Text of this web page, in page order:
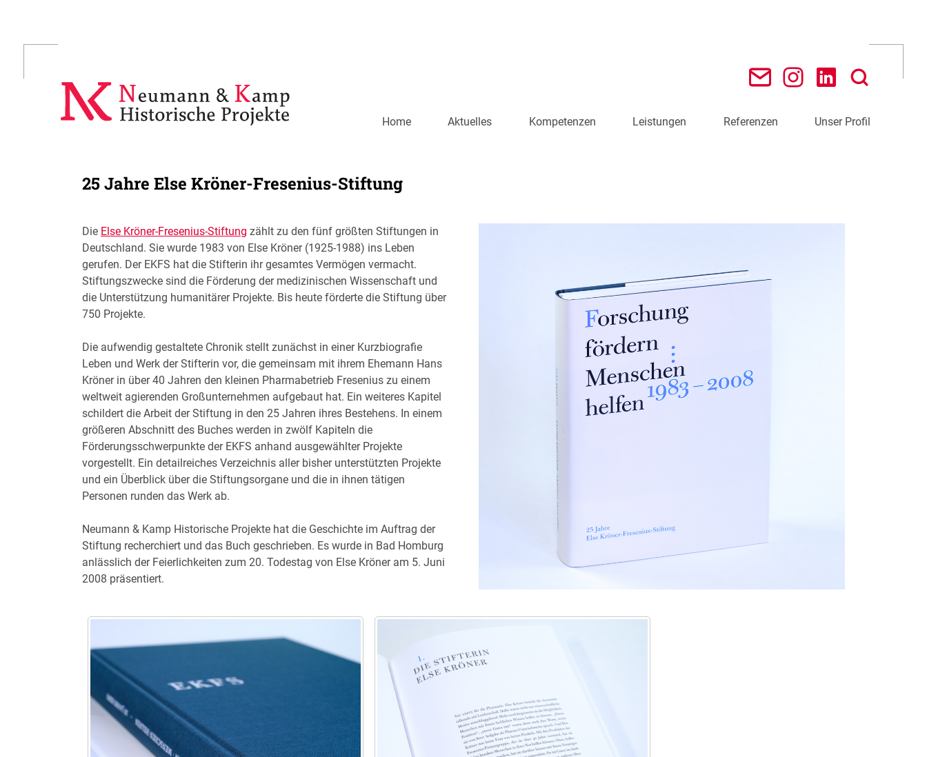
Home Aktuelles Kompetenzen Leistungen Referenzen Unser Profil
25 Jahre Else Kröner-Fresenius-Stiftung
Die Else Kröner-Fresenius-Stiftung zählt zu den fünf größten Stiftungen in
Deutschland. Sie wurde 1983 von Else Kröner (1925-1988) ins Leben
gerufen. Der EKFS hat die Stifterin ihr gesamtes Vermögen vermacht.
Stiftungszwecke sind die Förderung der medizinischen Wissenschaft und
die Unterstützung humanitärer Projekte. Bis heute förderte die Stiftung über
750 Projekte.
Die aufwendig gestaltete Chronik stellt zunächst in einer Kurzbiografie
Leben und Werk der Stifterin vor, die gemeinsam mit ihrem Ehemann Hans
Kröner in über 40 Jahren den kleinen Pharmabetrieb Fresenius zu einem
weltweit agierenden Großunternehmen aufgebaut hat. Ein weiteres Kapitel
schildert die Arbeit der Stiftung in den 25 Jahren ihres Bestehens. In einem
größeren Abschnitt des Buches werden in zwölf Kapiteln die
Förderungsschwerpunkte der EKFS anhand ausgewählter Projekte
vorgestellt. Ein detailreiches Verzeichnis aller bisher unterstützten Projekte
und ein Überblick über die Stiftungsorgane und die in ihnen tätigen
Personen runden das Werk ab.
Neumann & Kamp Historische Projekte hat die Geschichte im Auftrag der
Stiftung recherchiert und das Buch geschrieben. Es wurde in Bad Homburg
anlässlich der Feierlichkeiten zum 20. Todestag von Else Kröner am 5. Juni
2008 präsentiert.